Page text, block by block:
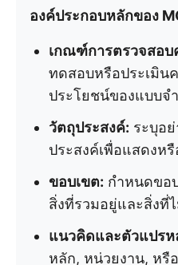
องค์ประกอบหลักของ
เกณฑ์การตรวจสอบ
ทดสอบหรือประเมิน
ประโยชน์ของแบบจ
วัตถุประสงค์: ระบุอ
ประสงค์เพื่อแสดงห
ขอบเขต: กำหนดขอ
สิ่งที่รวมอยู่และสิ่งที่
แนวคิดและตัวแปรห
หลัก, หน่วยงาน, หรื